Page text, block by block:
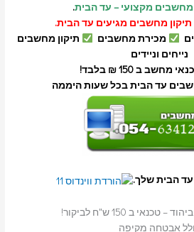
מחשבים מקצועי – עד הבית.
מחשבים מגיעים עד הבית.
מכירת מחשבים
תיקון מחשבים
נייחים וניידים
מחשב ב 150 ₪ בלבד!
עד הבית בכל שעות היממה
עד הבית שלך.
ב 150 ש"ח לביקור!
אבטחה מקיפה